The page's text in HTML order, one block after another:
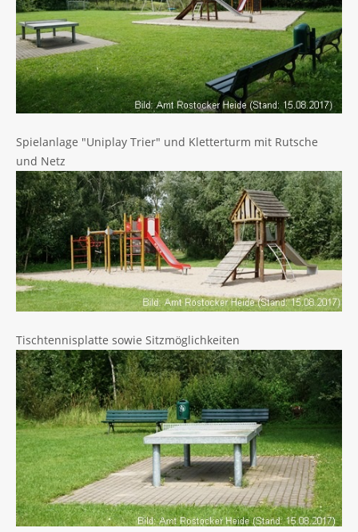
Spielanlage "Uniplay Trier" und Kletterturm mit Rutsche
und Netz
Tischtennisplatte sowie Sitzmöglichkeiten